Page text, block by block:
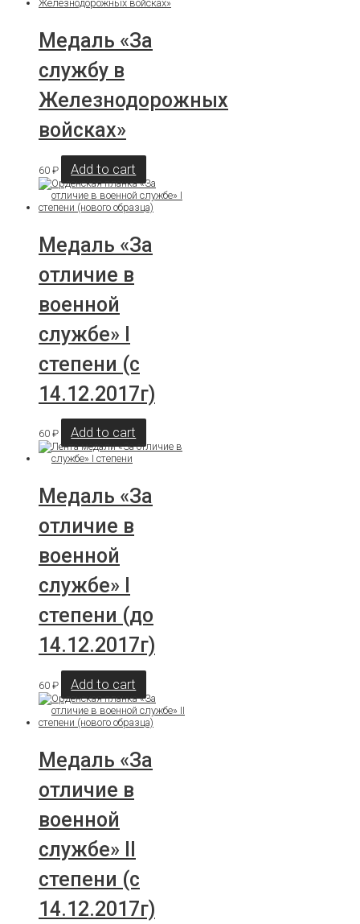
Медаль «За
службу в
Железнодорожных
войсках»
60 ₽ Add to cart
Медаль «За
отличие в
военной
службе» I
степени (с
14.12.2017г)
60 ₽ Add to cart
Медаль «За
отличие в
военной
службе» I
степени (до
14.12.2017г)
60 ₽ Add to cart
Медаль «За
отличие в
военной
службе» II
степени (с
14.12.2017г)